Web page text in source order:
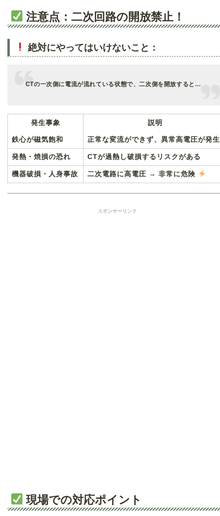
注意点：二次回路の開放禁止！
絶対にやってはいけないこと：
CTの一次側に電流が流れている状態で、二次側を開放すると…
発生事象 説明
鉄心が磁気飽和 正常な変流ができず、異常高電圧が発生
発熱・焼損の恐れ CTが過熱し破損するリスクがある
機器破損・人身事故 二次電路に高電圧 → 非常に危険
スポンサーリンク
現場での対応ポイント